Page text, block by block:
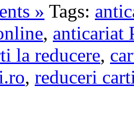
» Tags:
, anticariat
la reducere,
, reduceri